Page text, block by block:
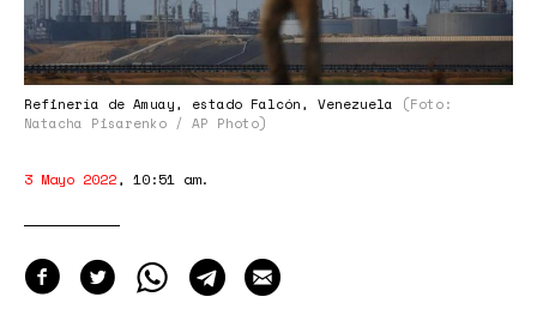
Refinería de Amuay, estado Falcón, Venezuela
(Foto:
Natacha Pisarenko / AP Photo)
3 Mayo 2022, 10:51 am.